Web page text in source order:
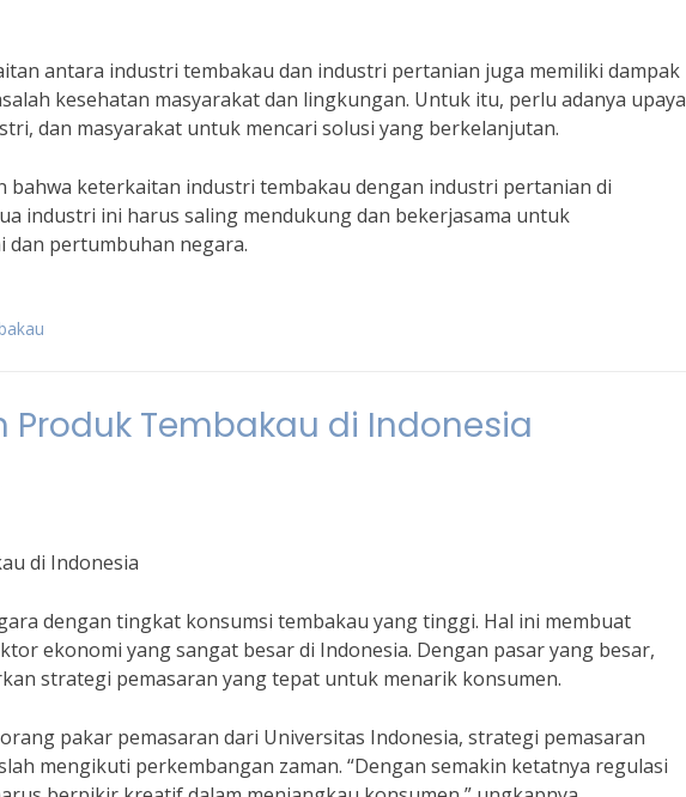
antara industri tembakau dan industri pertanian juga memiliki dampak
kesehatan masyarakat dan lingkungan. Untuk itu, perlu adanya upaya
dan masyarakat untuk mencari solusi yang berkelanjutan.
bahwa keterkaitan industri tembakau dengan industri pertanian di
industri ini harus saling mendukung dan bekerjasama untuk
dan pertumbuhan negara.
Tembakau di Indonesia
di Indonesia
dengan tingkat konsumsi tembakau yang tinggi. Hal ini membuat
ekonomi yang sangat besar di Indonesia. Dengan pasar yang besar,
strategi pemasaran yang tepat untuk menarik konsumen.
pakar pemasaran dari Universitas Indonesia, strategi pemasaran
mengikuti perkembangan zaman. “Dengan semakin ketatnya regulasi